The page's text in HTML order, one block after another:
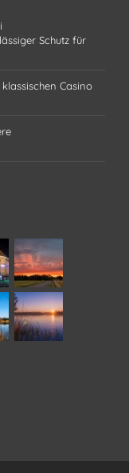
Schutz für
Casino